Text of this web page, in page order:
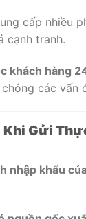
cấp nhiều
cạnh tranh.
khách hàng
các vấn
Khi Gửi
nhập khẩu